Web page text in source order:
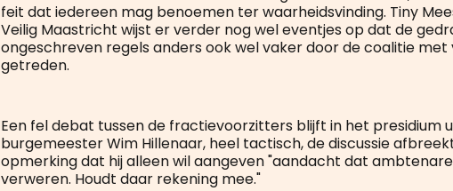
feit dat iedereen mag benoemen ter waarheidsvinding. Tiny
Veilig Maastricht wijst er verder nog wel eventjes op dat de
ongeschreven regels anders ook wel vaker door de coalitie
getreden.
Een fel debat tussen de fractievoorzitters blijft in het presidium
burgemeester Wim Hillenaar, heel tactisch, de discussie
opmerking dat hij alleen wil aangeven "aandacht dat
verweren. Houdt daar rekening mee."